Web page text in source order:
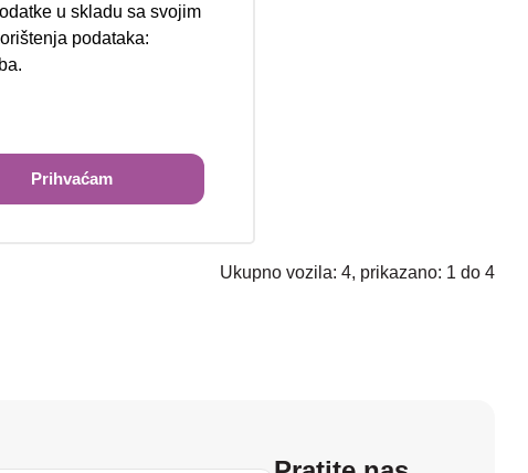
Ukupno vozila: 4, prikazano: 1 do 4
Traži
u skladu sa svojim
podataka:
Prihvaćam